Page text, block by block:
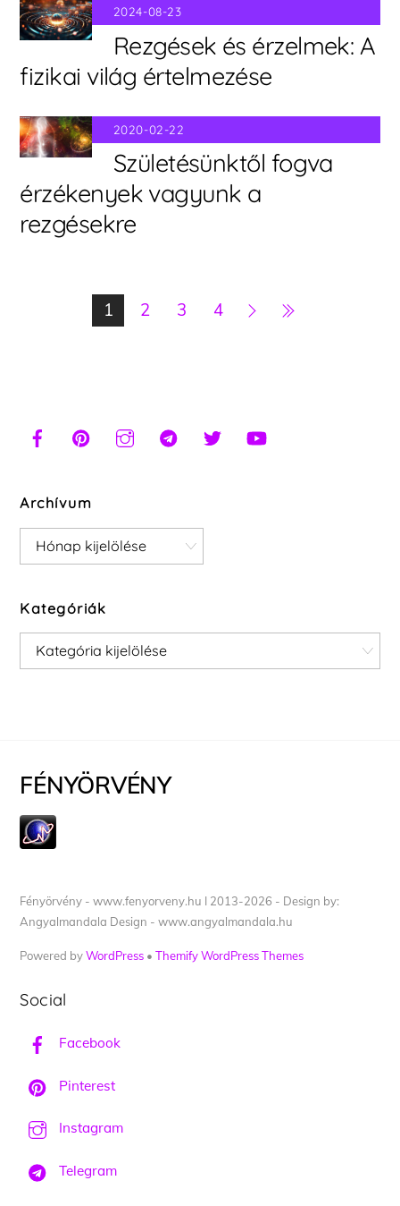
2024-08-23
Rezgések és érzelmek: A
fizikai világ értelmezése
2020-02-22
Születésünktől fogva
érzékenyek vagyunk a
rezgésekre
1 2 3 4
Archívum
Archívum
Kategóriák
Kategóriák
FÉNYÖRVÉNY
Fényörvény - www.fenyorveny.hu I 2013-2026 - Design by:
Angyalmandala Design - www.angyalmandala.hu
Powered byWordPress •Themify WordPress Themes
Social
Facebook
Pinterest
Instagram
Telegram